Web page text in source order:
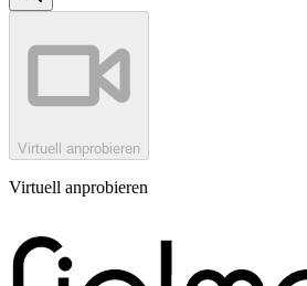
Virtuell anprobieren
Virtuell anprobieren